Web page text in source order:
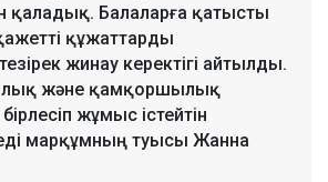
қаладық. Балаларға қатысты
құжаттарды
жинау керектігі айтылды.
және қамқоршылық
жұмыс істейтін
марқұмның туысы Жанна